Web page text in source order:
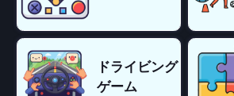
ドライビング
ゲーム